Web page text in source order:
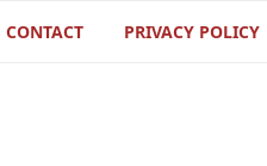
CONTACT PRIVACY POLICY